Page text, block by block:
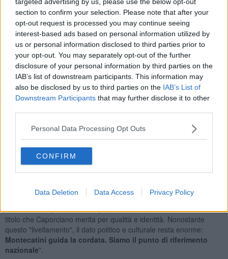
section to confirm your selection. Please note that after your
opt-out request is processed you may continue seeing
interest-based ads based on personal information utilized by
us or personal information disclosed to third parties prior to
your opt-out. You may separately opt-out of the further
disclosure of your personal information by third parties on the
IAB’s list of downstream participants. This information may
also be disclosed by us to third parties on the IAB’s List of
Downstream Participants that may further disclose it to other
Personal Data Processing Opt Outs
CONFIRM
Data Deletion Data Access Privacy Policy
"Voglio rivolgere - ha dettoil sindaco Francesco Auriemma- un
profondo ringraziamento al Senatore Manfredi Potenti che ha
creduto con determinazione incrollabile nelle potenzialità della
nostra candidatura, lavorando instancabilmente dietro le quinte e
nelle sedi istituzionali per trasformare questo sogno in realtà. La
sua vicinanza a Montecatini è stata decisiva per questo storico
traguardo".
nei commenti del sindaco ancheun pizzico di
rammarico. "Montecatini Val di Cecina - ha aggiunto - è stata
l'unica realtà a credere in questo sogno sin dall'inizio, preparando
con cura e dedizione l'unico dossier tecnico per far partire l'iter. In
Commissione, alcune forze di opposizione hanno spinto per
lato siamo felici che la Toscana mineraria venga valorizzata,
dall'altro la nostra storia è unica, e temiamo che un’estensione
indiscriminata possa, nel tempo, "ammorbidire" l'eccezionalità di un
titolo che Caporciano merita per qualità e identità. Nonostante
questo "livellamento", il dato politico e culturale resta enorme:
Montecatini guida la cordata. Siamo il punto di riferimento
nazionale".